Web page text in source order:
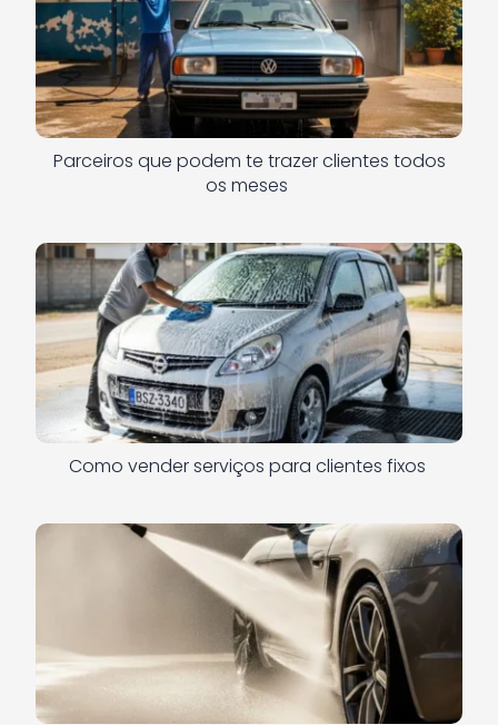
Parceiros que podem te trazer clientes todos
os meses
Como vender serviços para clientes fixos